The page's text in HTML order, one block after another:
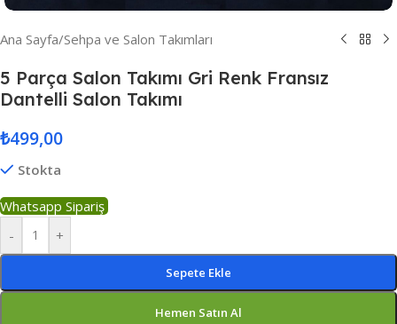
Ana Sayfa/Sehpa ve Salon Takımları
5 Parça Salon Takımı Gri Renk Fransız
Dantelli Salon Takımı
₺499,00
Stokta
Whatsapp Sipariş
-
+
Sepete Ekle
Hemen Satın Al